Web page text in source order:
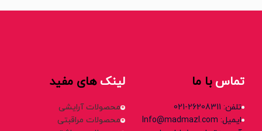
تماسبا ما
تلفن: 26208311-021
ایمیل: Info@madmazl.com
لینک های مفید
محصولات آرایشی
محصولات مراقبتی